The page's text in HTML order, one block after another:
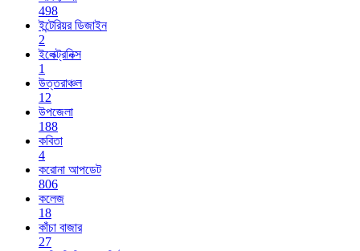
498
ইন্টেরিয়র ডিজাইন
2
ইলেক্ট্রনিক্স
1
উত্তরাঞ্চল
12
উপজেলা
188
কবিতা
4
করোনা আপডেট
806
কলেজ
18
কাঁচা বাজার
27